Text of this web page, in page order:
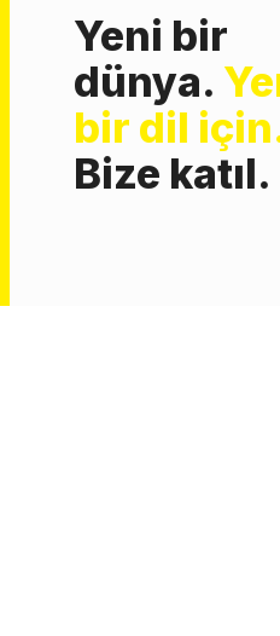
Yeni bir
dünya.
bir dil
Bize katıl.